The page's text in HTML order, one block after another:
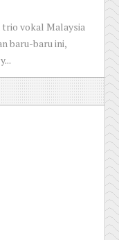
vokal Malaysia
baru-baru ini,